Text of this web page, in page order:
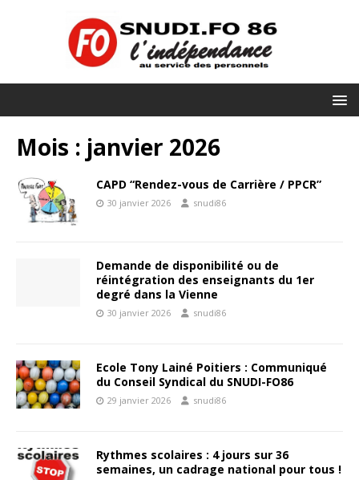
Mois : janvier 2026
CAPD “Rendez-vous de Carrière / PPCR”
30 janvier 2026 snudi86
Demande de disponibilité ou de
réintégration des enseignants du 1er
degré dans la Vienne
30 janvier 2026 snudi86
Ecole Tony Lainé Poitiers : Communiqué
du Conseil Syndical du SNUDI-FO86
29 janvier 2026 snudi86
Rythmes scolaires : 4 jours sur 36
semaines, un cadrage national pour tous !